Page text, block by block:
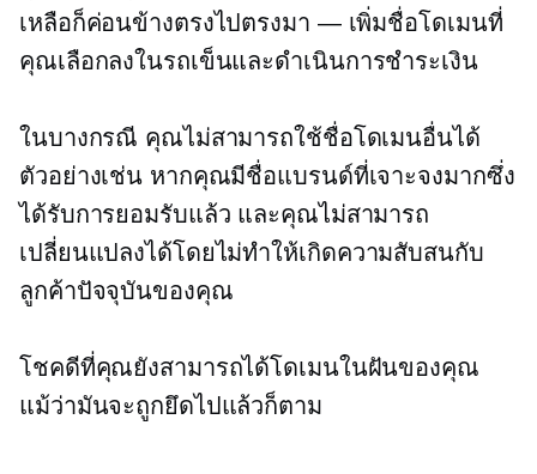
เหลือก็ค่อนข้างตรงไปตรงมา — เพิ่มชื่อโดเมนที่
คุณเลือกลงในรถเข็นและดำเนินการชำระเงิน
ในบางกรณี คุณไม่สามารถใช้ชื่อโดเมนอื่นได้
ตัวอย่างเช่น หากคุณมีชื่อแบรนด์ที่เจาะจงมากซึ่ง
ได้รับการยอมรับแล้ว และคุณไม่สามารถ
เปลี่ยนแปลงได้โดยไม่ทำให้เกิดความสับสนกับ
ลูกค้าปัจจุบันของคุณ
โชคดีที่คุณยังสามารถได้โดเมนในฝันของคุณ
แม้ว่ามันจะถูกยึดไปแล้วก็ตาม